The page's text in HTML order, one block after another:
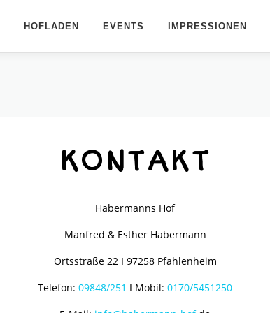
HOFLADEN EVENTS IMPRESSIONEN
KONTAKT
Habermanns Hof
Manfred & Esther Habermann
Ortsstraße 22 I 97258 Pfahlenheim
Telefon: 09848/251 I Mobil: 0170/5451250